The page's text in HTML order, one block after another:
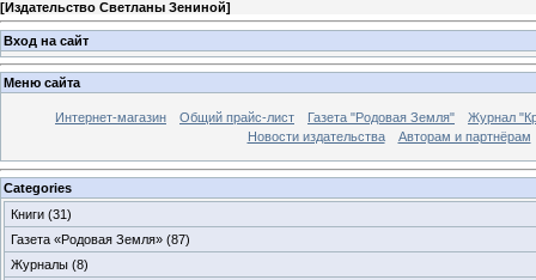
[Издательство Светланы Зениной]
Вход на сайт
Меню сайта
Интернет-магазин Общий прайс-лист Газета "Родовая Земля"
Журнал
Новости издательства
Авторам и партнёрам
Categories
Книги (31)
Газета «Родовая Земля» (87)
Журналы (8)